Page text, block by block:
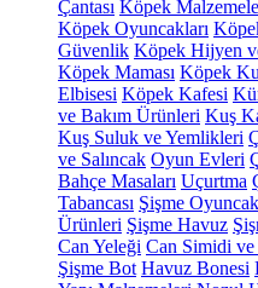
Çantası Köpek
Köpek Oyuncakları
Güvenlik Köpek Hijyen
Köpek Maması Köpek
Elbisesi Köpek Kafesi
ve Bakım Ürünleri Kuş
Kuş Suluk ve Yemlikleri
ve Salıncak Oyun Evleri
Bahçe Masaları Uçurtma
Tabancası Şişme
Ürünleri Şişme Havuz
Can Yeleği Can Simidi
Şişme Bot Havuz Bonesi